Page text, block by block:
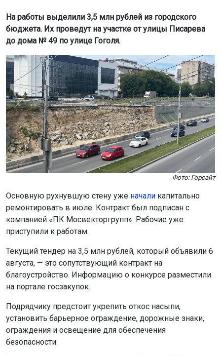
На работы выделили 3,5 млн рублей из городского
бюджета. Их проведут на участке от улицы Писарева
до дома № 49 по улице Гоголя.
Фото: Горсайт
Основную рухнувшую стену уже начали капитально
ремонтировать в июле. Контракт был подписан с
компанией «ПК Мосвекторгрупп». Рабочие уже
приступили к работам.
Текущий тендер на 3,5 млн рублей, который объявили 6
августа, — это сопутствующий контракт на
благоустройство. Информацию о конкурсе разместили
на портале госзакупок.
Подрядчику предстоит укрепить откос насыпи,
установить барьерное ограждение, дорожные знаки,
ограждения и освещение для обеспечения
безопасности.